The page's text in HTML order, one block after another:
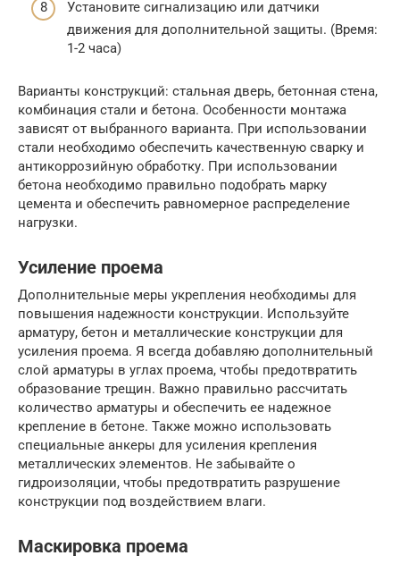
Установите сигнализацию или датчики
движения для дополнительной защиты. (Время:
1-2 часа)
Варианты конструкций: стальная дверь, бетонная стена,
комбинация стали и бетона. Особенности монтажа
зависят от выбранного варианта. При использовании
стали необходимо обеспечить качественную сварку и
антикоррозийную обработку. При использовании
бетона необходимо правильно подобрать марку
цемента и обеспечить равномерное распределение
нагрузки.
Усиление проема
Дополнительные меры укрепления необходимы для
повышения надежности конструкции. Используйте
арматуру, бетон и металлические конструкции для
усиления проема. Я всегда добавляю дополнительный
слой арматуры в углах проема, чтобы предотвратить
образование трещин. Важно правильно рассчитать
количество арматуры и обеспечить ее надежное
крепление в бетоне. Также можно использовать
специальные анкеры для усиления крепления
металлических элементов. Не забывайте о
гидроизоляции, чтобы предотвратить разрушение
конструкции под воздействием влаги.
Маскировка проема